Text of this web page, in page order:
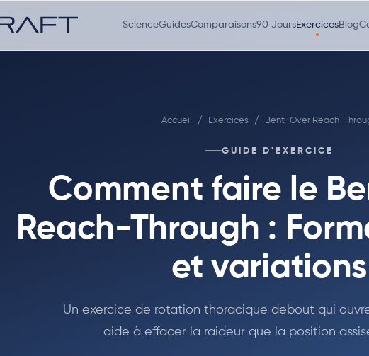
ScienceGuidesComparaisons90 JoursExercicesBlog
Accueil / Exercices / Bent-Over Reach-
GUIDE D'EXERCICE
Comment faire le
Reach-Through :
et variations
Un exercice de rotation thoracique debout qui
aide à effacer la raideur que la position